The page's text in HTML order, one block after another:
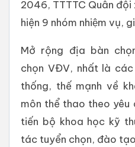
2046, TTTTC Quân
hiện 9 nhóm nhiệm vụ,
Mở rộng địa bàn
chọn VĐV, nhất là
thống, thế mạnh về
môn thể thao theo yêu
tiến bộ khoa học kỹ
tác tuyển chọn, đào